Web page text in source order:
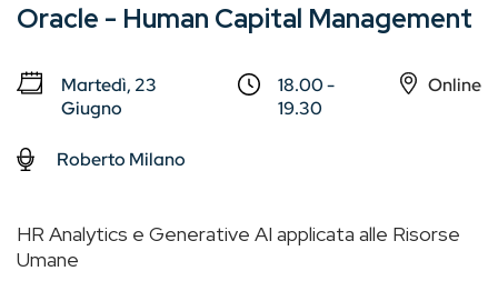
Oracle - Human Capital Management
Martedì, 23
Giugno
18.00 -
19.30
Online
Roberto Milano
HR Analytics e Generative AI applicata alle Risorse
Umane